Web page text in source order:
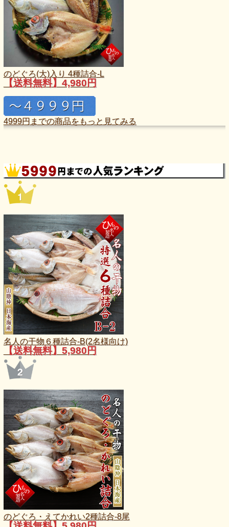
のどぐろ(大)入り 4種詰合-L
【送料無料】4,980円
4999円までの商品をもっと見てみる
名人の干物６種詰合-B(2名様向け)
【送料無料】5,980円
のどぐろ・えてかれい2種詰合-8尾